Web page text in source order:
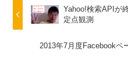
Yahoo!検索APIが
定点観測
2013年7月度Facebookペ